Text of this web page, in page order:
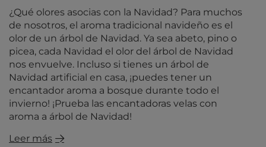
¿Qué olores asocias con la Navidad? Para muchos
de nosotros, el aroma tradicional navideño es el
olor de un árbol de Navidad. Ya sea abeto, pino o
picea, cada Navidad el olor del árbol de Navidad
nos envuelve. Incluso si tienes un árbol de
Navidad artificial en casa, ¡puedes tener un
encantador aroma a bosque durante todo el
invierno! ¡Prueba las encantadoras velas con
aroma a árbol de Navidad!
Leer más